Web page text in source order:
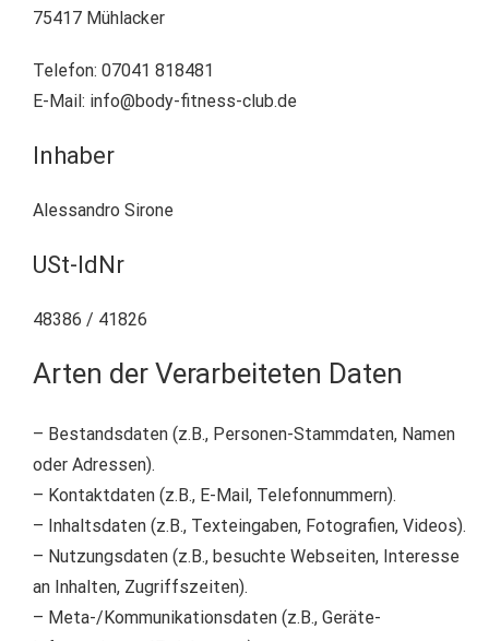
75417 Mühlacker
Telefon: 07041 818481
E-Mail: info@body-fitness-club.de
Inhaber
Alessandro Sirone
USt-IdNr
48386 / 41826
Arten der Verarbeiteten Daten
– Bestandsdaten (z.B., Personen-Stammdaten, Namen
oder Adressen).
– Kontaktdaten (z.B., E-Mail, Telefonnummern).
– Inhaltsdaten (z.B., Texteingaben, Fotografien, Videos).
– Nutzungsdaten (z.B., besuchte Webseiten, Interesse
an Inhalten, Zugriffszeiten).
– Meta-/Kommunikationsdaten (z.B., Geräte-